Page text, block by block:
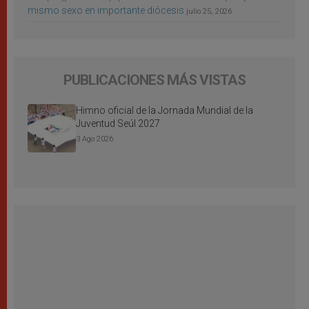
mismo sexo en importante diócesis julio 25, 2026
PUBLICACIONES MÁS VISTAS
Himno oficial de la Jornada Mundial de la
Juventud Seúl 2027
3 Ago 2026